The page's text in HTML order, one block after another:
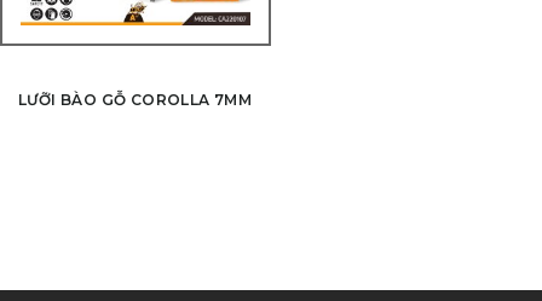
LƯỠI BÀO GỖ COROLLA 7MM